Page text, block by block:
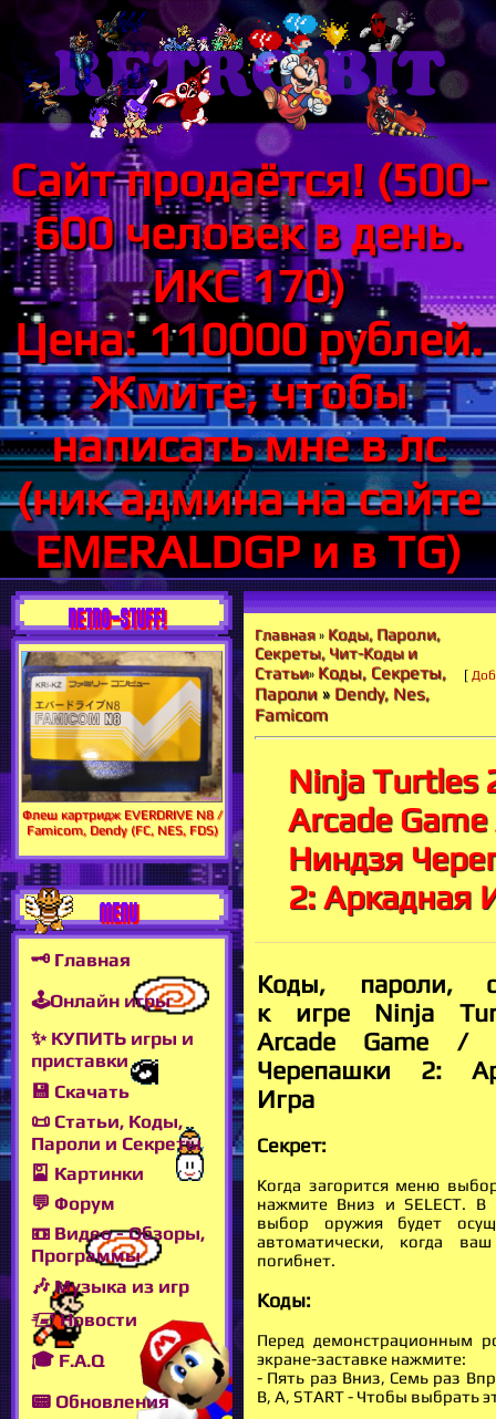
Сайт продаётся! (500-
600 человек в день.
ИКС 170)
Цена: 110000 рублей.
Жмите, чтобы
написать мне в лс
(ник админа на сайте
EMERALDGP и в TG)
RETRO-STUFF!
Флеш картридж EVERDRIVE N8 /
Famicom, Dendy (FC, NES, FDS)
MENU
🗝 Главная
🕹Онлайн игры
✨ КУПИТЬ игры и
приставки
💾 Скачать
📜 Статьи, Коды,
Пароли и Секреты
🎴 Картинки
💬 Форум
📼 Видео - Обзоры,
Программы
🎶 Музыка из игр
🖅 Новости
🎓 F.A.Q
📟 Обновления
Главная » Коды, Пароли,
Секреты, Чит-Коды и
Статьи» Коды, Секреты,
Пароли » Dendy, Nes,
Famicom
[
Ninja Turtles
Arcade
Ниндзя
2: Аркадная
Коды, пароли,
к игре Ninja
Arcade Game /
Черепашки 2:
Игра
Секрет:
Когда загорится меню
нажмите Вниз и SELECT. В
выбор оружия будет
автоматически, когда
погибнет.
Коды:
Перед демонстрационным
экране-заставке нажмите:
- Пять раз Вниз, Семь раз
В, А, START - Чтобы выбрать